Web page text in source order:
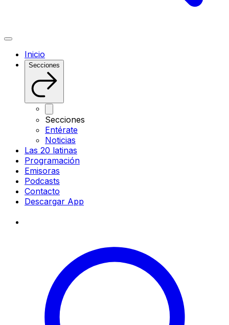
Inicio
Secciones
Secciones
Entérate
Noticias
Las 20 latinas
Programación
Emisoras
Podcasts
Contacto
Descargar App